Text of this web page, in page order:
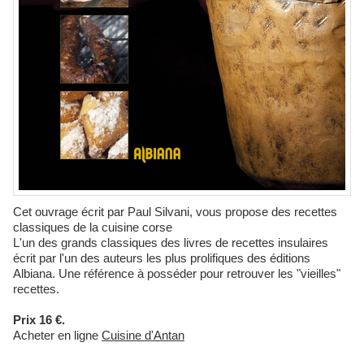
Cet ouvrage écrit par Paul Silvani, vous propose des recettes
classiques de la cuisine corse
L'un des grands classiques des livres de recettes insulaires
écrit par l'un des auteurs les plus prolifiques des éditions
Albiana. Une référence à posséder pour retrouver les "vieilles"
recettes.
Prix 16 €.
Acheter en ligne Cuisine d'Antan